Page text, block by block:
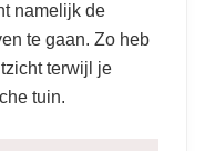
namelijk de
te gaan. Zo heb
terwijl je
tuin.